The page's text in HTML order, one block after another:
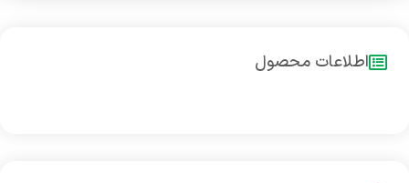
اطلاعات محصول